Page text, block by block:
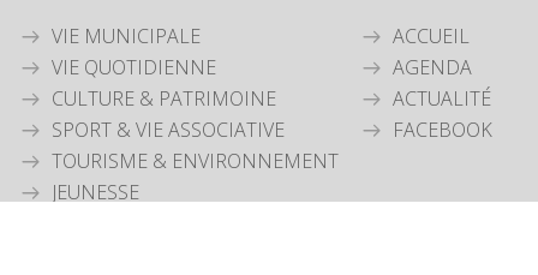
VIE MUNICIPALE
VIE QUOTIDIENNE
CULTURE & PATRIMOINE
SPORT & VIE ASSOCIATIVE
TOURISME & ENVIRONNEMENT
JEUNESSE
ACCUEIL
AGENDA
ACTUALITÉ
FACEBOOK